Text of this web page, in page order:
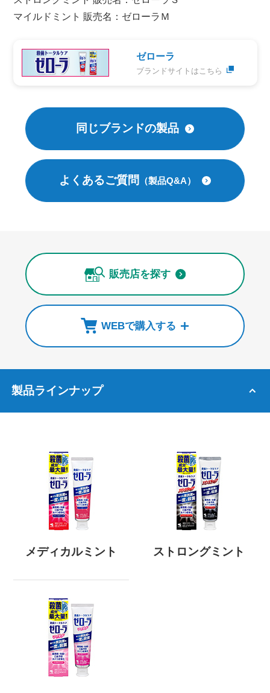
マイルドミント 販売名：ゼローラＭ
ゼローラ
ブランドサイトはこちら
同じブランドの製品
よくあるご質問 （製品Q&A）
販売店を探す
WEBで購入する
製品ラインナップ
メディカルミント ストロングミント